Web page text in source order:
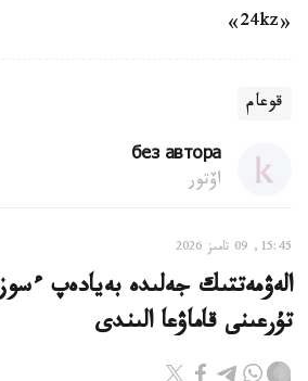
«24kz»
قوعام
без автора
اۆتور
15:45, 09 تامىز 2026
الەۋمەتتىك جەلىدە بەيادەپ
تۇرعىنى قاماۋعا الىندى